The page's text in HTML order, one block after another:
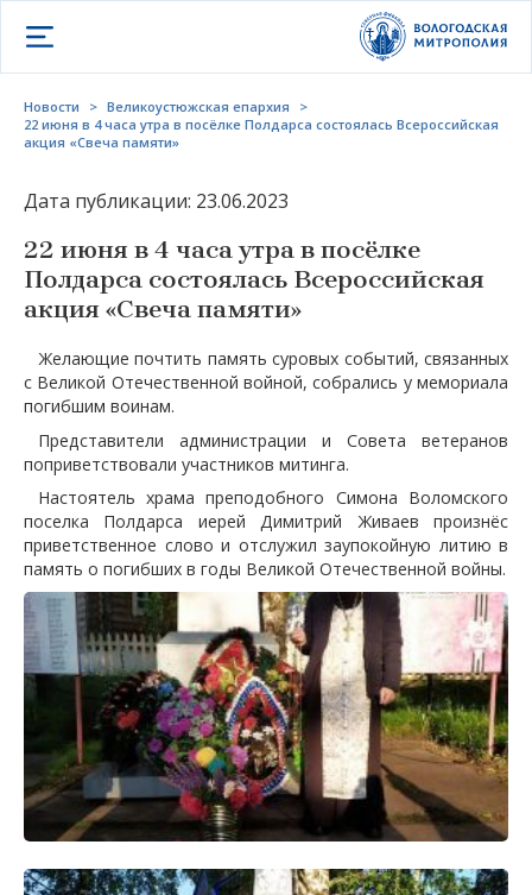
Открыть меню
Новости > Великоустюжская епархия
>
22 июня в 4 часа утра в посëлке Полдарса состоялась Всероссийская
акция «Свеча памяти»
Дата публикации: 23.06.2023
22 июня в 4 часа утра в посëлке
Полдарса состоялась Всероссийская
акция «Свеча памяти»
Желающие почтить память суровых событий, связанных
с Великой Отечественной войной, собрались у мемориала
погибшим воинам.
Представители администрации и Совета ветеранов
поприветствовали участников митинга.
Настоятель храма преподобного Симона Воломского
поселка Полдарса иерей Димитрий Живаев произнëс
приветственное слово и отслужил заупокойную литию в
память о погибших в годы Великой Отечественной войны.